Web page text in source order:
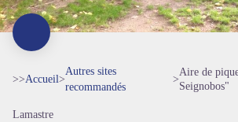
>>Accueil>
Autres sites
recommandés
>
Aire de
Seignobos"
Lamastre